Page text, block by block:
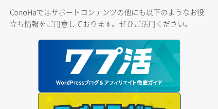
ConoHaではサポートコンテンツの他にも以下のようなお役
立ち情報をご用意しております。ぜひご活用ください。